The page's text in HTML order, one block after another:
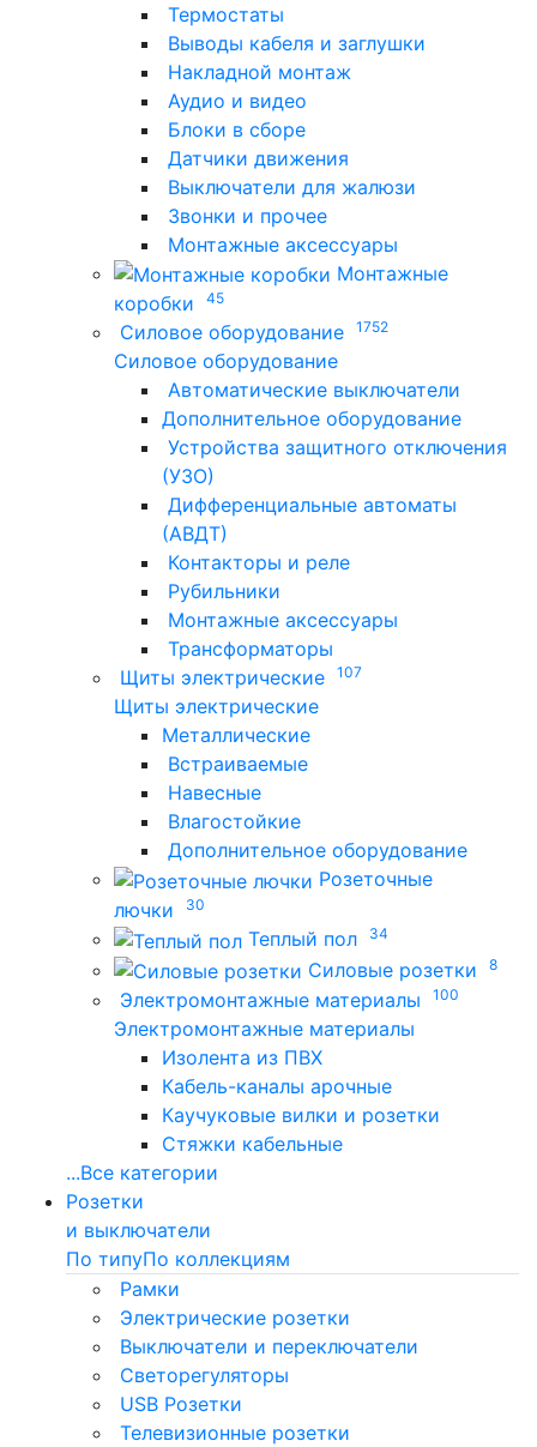
Термостаты
Выводы кабеля и заглушки
Накладной монтаж
Аудио и видео
Блоки в сборе
Датчики движения
Выключатели для жалюзи
Звонки и прочее
Монтажные аксессуары
Монтажные
коробки
45
Силовое оборудование 1752
Силовое оборудование
Автоматические выключатели
Дополнительное оборудование
Устройства защитного отключения
(УЗО)
Дифференциальные автоматы
(АВДТ)
Контакторы и реле
Рубильники
Монтажные аксессуары
Трансформаторы
Щиты электрические
107
Щиты электрические
Металлические
Встраиваемые
Навесные
Влагостойкие
Дополнительное оборудование
Розеточные
лючки
30
Теплый пол 34
Силовые розетки 8
Электромонтажные материалы 100
Электромонтажные материалы
Изолента из ПВХ
Кабель-каналы арочные
Каучуковые вилки и розетки
Стяжки кабельные
...Все категории
Розетки
и выключатели
По типуПо коллекциям
Рамки
Электрические розетки
Выключатели и переключатели
Светорегуляторы
USB Розетки
Телевизионные розетки